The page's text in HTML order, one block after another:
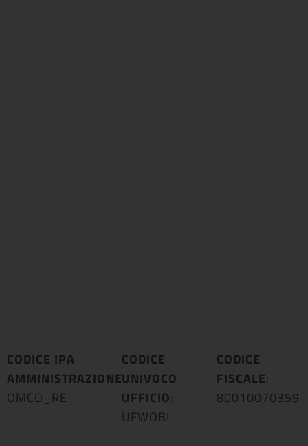
CODICE IPA
AMMINISTRAZIONE:
OMCO_RE
CODICE
UNIVOCO
UFFICIO:
UFWOBI
CODICE
FISCALE:
80010070359